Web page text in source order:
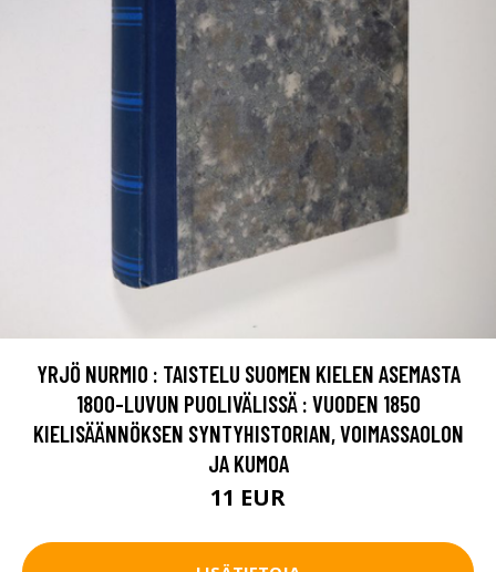
YRJÖ NURMIO : TAISTELU SUOMEN KIELEN ASEMASTA
1800-LUVUN PUOLIVÄLISSÄ : VUODEN 1850
KIELISÄÄNNÖKSEN SYNTYHISTORIAN, VOIMASSAOLON
JA KUMOA
11 EUR